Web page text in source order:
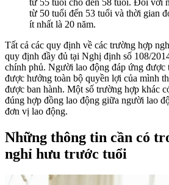
từ 55 tuổi cho đến 58 tuổi. Đối với
từ 50 tuổi đến 53 tuổi và thời gian
ít nhất là 20 năm.
Tất cả các quy định về các trường hợp
quy định đầy đủ tại Nghị định số 108/
chính phủ. Người lao động đáp ứng được
được hưởng toàn bộ quyền lợi của mình
được ban hành. Một số trường hợp khác
đúng hợp đồng lao động giữa người lao
đơn vị lao động.
Những thông tin cần có
nghỉ hưu trước tuổi